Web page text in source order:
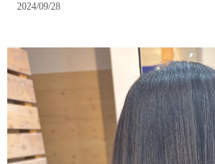
2024/09/28